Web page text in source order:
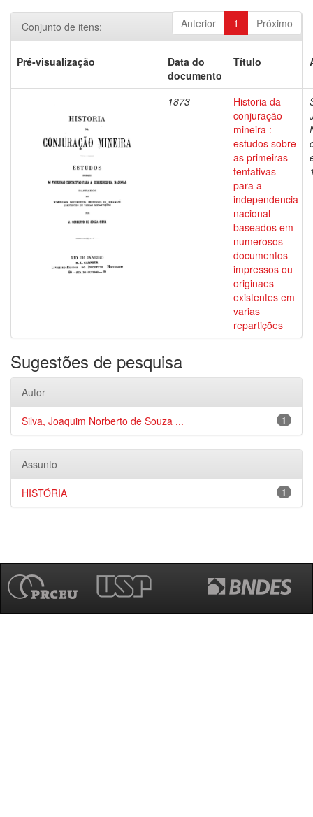
Anterior 1 Próximo
Conjunto de itens:
Pré-visualização
Data do
documento
Título
1873
Historia da
conjuração
mineira :
estudos sobre
as primeiras
tentativas
para a
independencia
nacional
baseados em
numerosos
documentos
impressos ou
originaes
existentes em
varias
repartições
Sugestões de pesquisa
Autor
1
Silva, Joaquim Norberto de Souza ...
Assunto
1
HISTÓRIA